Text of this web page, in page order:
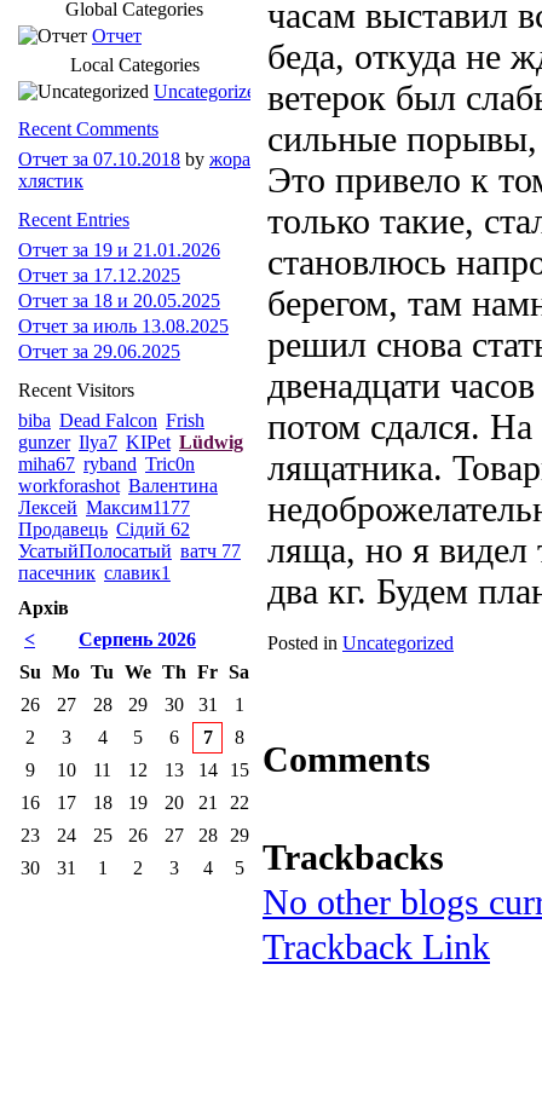
часам выставил
беда, откуда не
ветерок был
сильные порывы,
Это привело к
только такие,
становлюсь
берегом, там
решил снова
двенадцати
потом сдался. На
лящатника.
ляща, но я видел
два кг. Будем
Posted in Uncategorized
Comments
Trackbacks
No other blogs
Trackback Link
Global Categories
Отчет
Local Categories
Uncategorized
Recent Comments
Отчет за 07.10.2018 by жора
хлястик
Recent Entries
Отчет за 19 и 21.01.2026
Отчет за 17.12.2025
Отчет за 18 и 20.05.2025
Отчет за июль 13.08.2025
Отчет за 29.06.2025
Recent Visitors
biba Dead Falcon Frish
gunzer Ilya7 KIPet Lüdwig
miha67 ryband Tric0n
workforashot Валентина
Лексей Максим1177
Продавець Сідий 62
УсатыйПолосатый ватч 77
пасечник славик1
Архів
<
Серпень 2026
Su Mo Tu We Th Fr Sa
26
27 28 29 30 31
1
2
3 4 5 6 7
8
9
10 11 12 13 14
15
16
17 18 19 20 21
22
23
24 25 26 27 28
29
30
31 1 2 3 4 5